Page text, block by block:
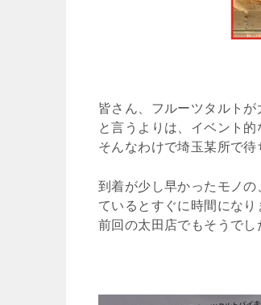
皆さん、フルーツタルトが
と言うよりは、イベント
そんなわけで埼玉某所で待
到着が少し早かったモノ
ているとすぐに時間になり
前回の太田店でもそうでし